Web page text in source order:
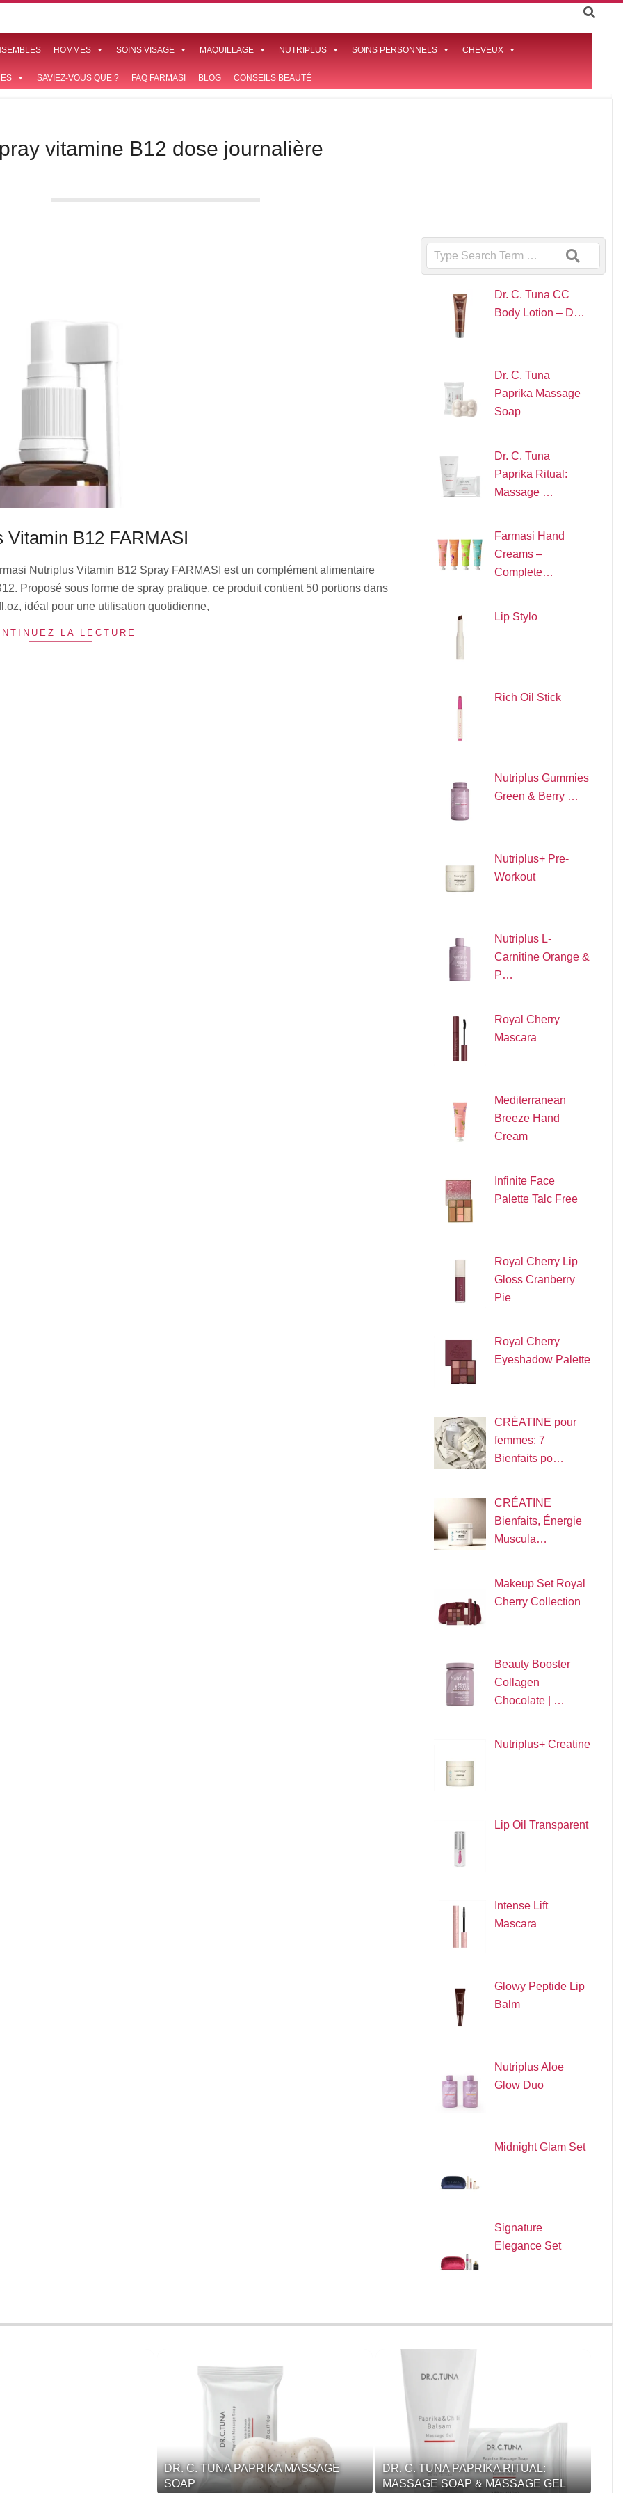
HOMMES SOINS VISAGE MAQUILLAGE NUTRIPLUS SOINS PERSONNELS CHEVEUX
SAVIEZ-VOUS QUE ? FAQ FARMASI BLOG CONSEILS BEAUTÉ
vitamine B12 dose journalière
Vitamin B12 FARMASI
Nutriplus Vitamin B12 Spray FARMASI est un complément alimentaire
Proposé sous forme de spray pratique, ce produit contient 50 portions dans
idéal pour une utilisation quotidienne,
LA LECTURE
Search
Dr. C. Tuna CC
Body Lotion – D…
Dr. C. Tuna
Paprika Massage
Soap
Dr. C. Tuna
Paprika Ritual:
Massage …
Farmasi Hand
Creams –
Complete…
Lip Stylo
Rich Oil Stick
Nutriplus Gummies
Green & Berry …
Nutriplus+ Pre-
Workout
Nutriplus L-
Carnitine Orange &
P…
Royal Cherry
Mascara
Mediterranean
Breeze Hand
Cream
Infinite Face
Palette Talc Free
Royal Cherry Lip
Gloss Cranberry
Pie
Royal Cherry
Eyeshadow Palette
CRÉATINE pour
femmes: 7
Bienfaits po…
CRÉATINE
Bienfaits, Énergie
Muscula…
Makeup Set Royal
Cherry Collection
Beauty Booster
Collagen
Chocolate | …
Nutriplus+ Creatine
Lip Oil Transparent
Intense Lift
Mascara
Glowy Peptide Lip
Balm
Nutriplus Aloe
Glow Duo
Midnight Glam Set
Signature
Elegance Set
DR. C. TUNA PAPRIKA MASSAGE
SOAP
DR. C. TUNA PAPRIKA RITUAL:
MASSAGE SOAP & MASSAGE GEL